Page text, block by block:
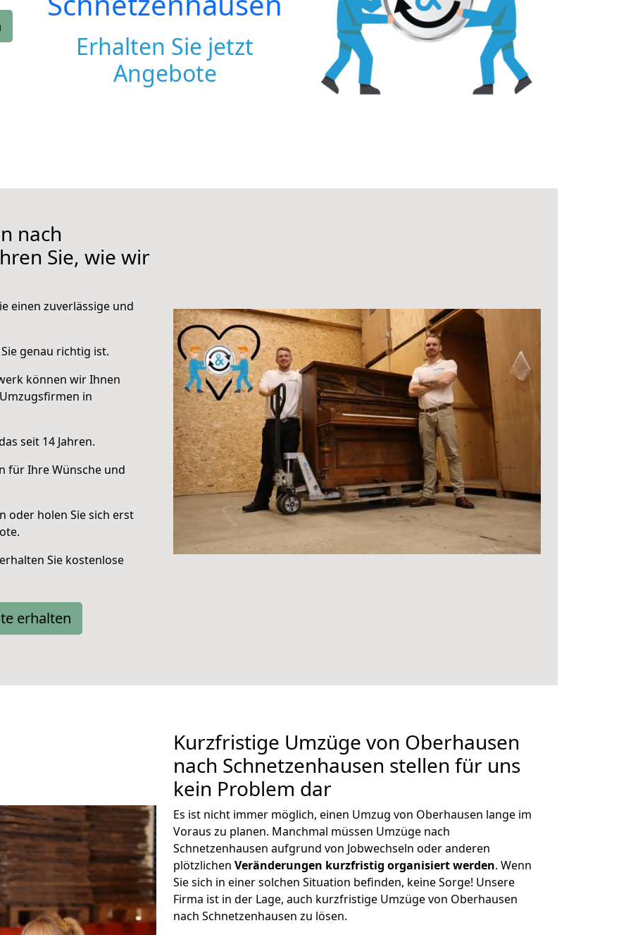
Erhalten Sie jetzt
Angebote
nach
Sie, wie wir
einen zuverlässige und
genau richtig ist.
können wir Ihnen
in
seit 14 Jahren.
für Ihre Wünsche und
oder holen Sie sich erst
Sie kostenlose
erhalten
Kurzfristige Umzüge von Oberhausen
nach Schnetzenhausen stellen für uns
kein Problem dar
Es ist nicht immer möglich, einen Umzug von Oberhausen lange im
Voraus zu planen. Manchmal müssen Umzüge nach
Schnetzenhausen aufgrund von Jobwechseln oder anderen
plötzlichen Veränderungen kurzfristig organisiert werden. Wenn
Sie sich in einer solchen Situation befinden, keine Sorge! Unsere
Firma ist in der Lage, auch kurzfristige Umzüge von Oberhausen
nach Schnetzenhausen zu lösen.